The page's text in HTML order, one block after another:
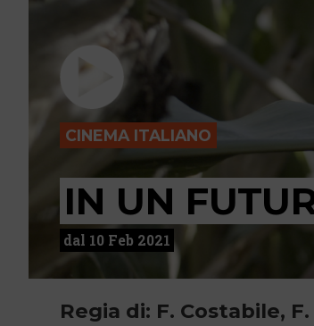
CINEMA ITALIANO
IN UN
dal 10 Feb 2021
Regia di: F. Costabile,